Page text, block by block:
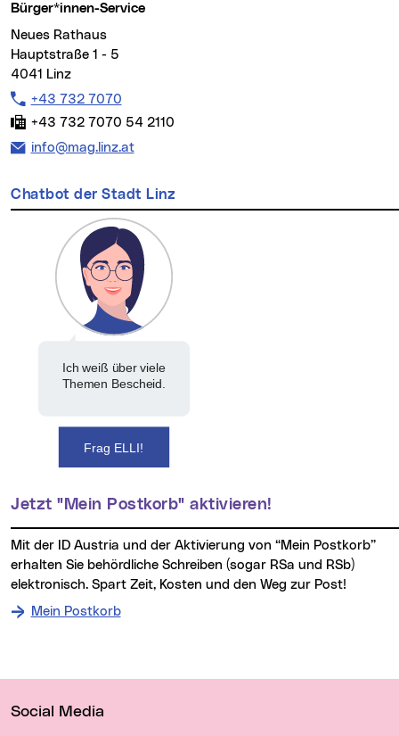
Bürger*innen-Service
Neues Rathaus
Hauptstraße 1 - 5
4041 Linz
Telefon:
+43 732 7070
Fax:
+43 732 7070 54 2110
E-Mail Adresse:
info@mag.linz.at
Chatbot der Stadt Linz
Ich weiß über viele
Themen Bescheid.
Frag ELLI!
Jetzt "Mein Postkorb" aktivieren!
Mit der ID Austria und der Aktivierung von “Mein Postkorb”
erhalten Sie behördliche Schreiben (sogar RSa und RSb)
elektronisch. Spart Zeit, Kosten und den Weg zur Post!
Mein Postkorb
Social Media